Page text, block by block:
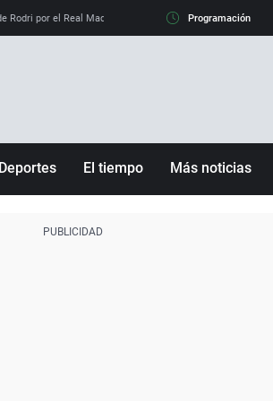
Rodri por el Real Madrid y su 'sí' al Barça La llamada
Programación
Deportes El tiempo Más noticias